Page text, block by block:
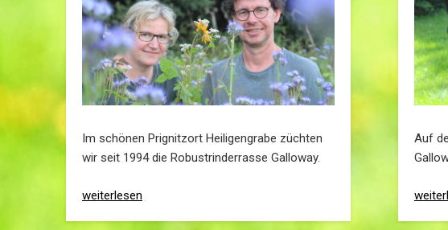
Im schönen Prignitzort Heiligengrabe züchten
wir seit 1994 die Robustrinderrasse Galloway.
weiterlesen
Auf